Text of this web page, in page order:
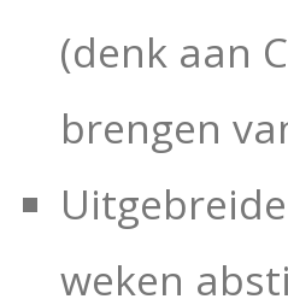
(denk aan
brengen
weken